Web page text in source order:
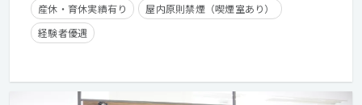
産休・育休実績有り
屋内原則禁煙（喫煙室あり）
経験者優遇